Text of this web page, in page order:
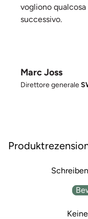
vogliono
successivo.
Marc Joss
Direttore generale